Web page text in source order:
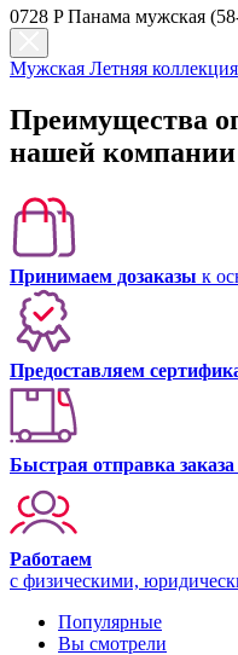
0728 P Панама мужская
Мужская Летняя коллекция
Преимущества
нашей компании
Принимаем дозаказы к
Предоставляем
Быстрая отправка заказа
Работаем
с физическими,
Популярные
Вы смотрели